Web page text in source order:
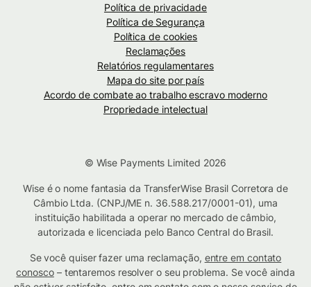
Política de privacidade
Política de Segurança
Política de cookies
Reclamações
Relatórios regulamentares
Mapa do site por país
Acordo de combate ao trabalho escravo moderno
Propriedade intelectual
© Wise Payments Limited 2026
Wise é o nome fantasia da TransferWise Brasil Corretora de
Câmbio Ltda. (CNPJ/ME n. 36.588.217/0001-01), uma
instituição habilitada a operar no mercado de câmbio,
autorizada e licenciada pelo Banco Central do Brasil.
Se você quiser fazer uma reclamação, entre em contato
conosco– tentaremos resolver o seu problema. Se você ainda